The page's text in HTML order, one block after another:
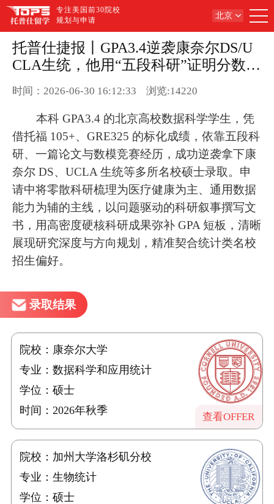
专注美国前30院校
规划与申请
北京
托普仕捷报丨GPA3.4逆袭康奈尔DS/U
CLA生统，他用“五段科研”证明分数不
是一切
时间：2026-06-30 16:12:33 浏览:14220
本科 GPA3.4 的北京高校数据科学学生，凭
借托福 105+、GRE325 的标化成绩，依靠五段科
研、一篇论文与数模竞赛经历，成功逆袭拿下康
奈尔 DS、UCLA 生统等多所名校硕士录取。申
请中将零散科研梳理为医疗健康为主、通用数据
能力为辅的主线，以问题驱动的科研叙事撰写文
书，用高密度硬核科研成果弥补 GPA 短板，清晰
展现研究深度与方向规划，精准契合统计类名校
招生偏好。
录取结果
院校：康奈尔大学
专业：数据科学和应用统计
学位：硕士
时间：2026年秋季
查看OFFER
院校：加州大学洛杉矶分校
专业：生物统计
学位：硕士